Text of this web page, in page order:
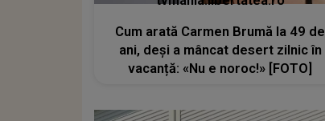
Cum arată Carmen Brumă la 49 de
ani, deși a mâncat desert zilnic în
vacanță: «Nu e noroc!» [FOTO]